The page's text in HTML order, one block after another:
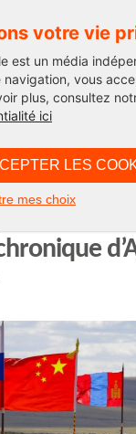
votre vie
est un média
vous
plus, consultez
ici
LES
mes choix
ou comment